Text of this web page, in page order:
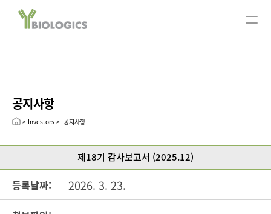
CEO message
Leadership
Technology
Pipeline
공지사항
> Investors >  공지사항
제18기 감사보고서 (2025.12)
2026. 3. 23.
등록날짜: